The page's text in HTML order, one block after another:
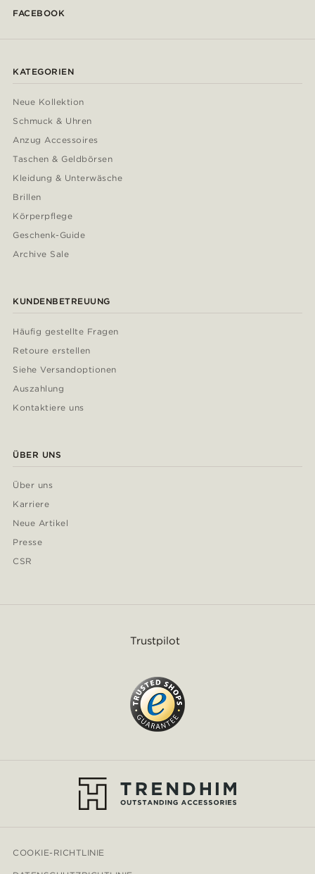
FACEBOOK
KATEGORIEN
Neue Kollektion
Schmuck & Uhren
Anzug Accessoires
Taschen & Geldbörsen
Kleidung & Unterwäsche
Brillen
Körperpflege
Geschenk-Guide
Archive Sale
KUNDENBETREUUNG
Häufig gestellte Fragen
Retoure erstellen
Siehe Versandoptionen
Auszahlung
Kontaktiere uns
ÜBER UNS
Über uns
Karriere
Neue Artikel
Presse
CSR
Trustpilot
COOKIE-RICHTLINIE